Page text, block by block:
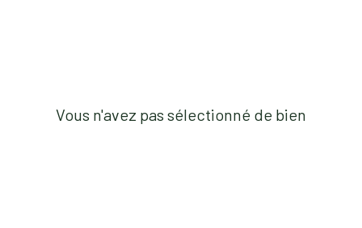
Vous n'avez pas sélectionné de bien